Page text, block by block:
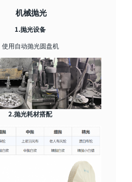
机械抛光
1.抛光设备
使用自动抛光圆盘机
2.抛光耗材搭配